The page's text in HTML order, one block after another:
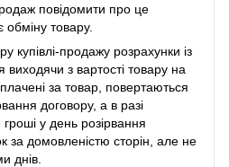
повідомити про це
товару.
купівлі-продажу розрахунки із
з вартості товару на
за товар, повертаються
договору, а в разі
у день розірвання
за домовленістю сторін, але не
днів.